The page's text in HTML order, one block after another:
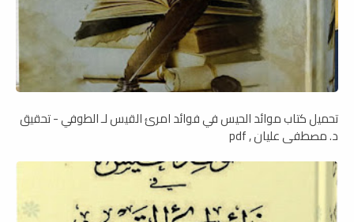
تحميل كتاب موائد الحيس في فوائد امرئ القيس لـ الطوفي - تحقيق
د. مصطفى عليان , pdf